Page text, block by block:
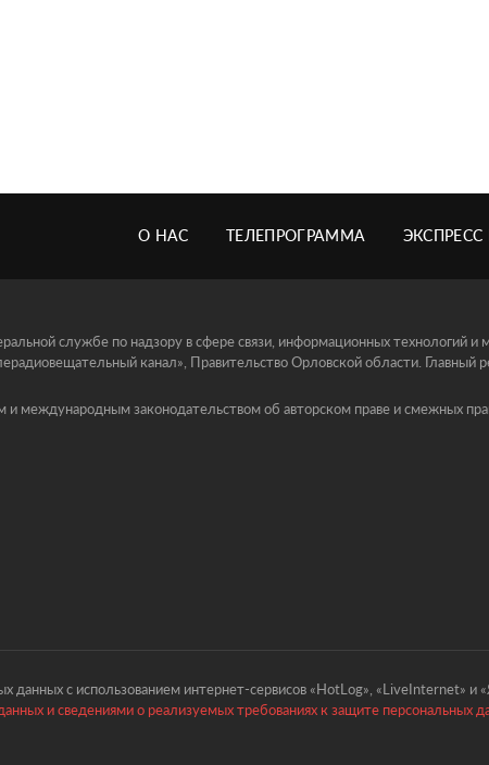
О НАС ТЕЛЕПРОГРАММА
службе по надзору в сфере связи, информационных технологий и
канал», Правительство Орловской области. Главный
международным законодательством об авторском праве и смежных
данных с использованием интернет-сервисов «HotLog», «LiveInternet»
и сведениями о реализуемых требованиях к защите персональных